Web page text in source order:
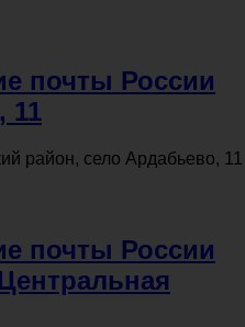
почты России
11
район, село Ардабьево, 11
почты России